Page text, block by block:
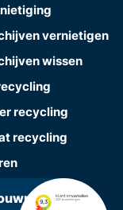
vernietigen
wissen
recycling
recycling